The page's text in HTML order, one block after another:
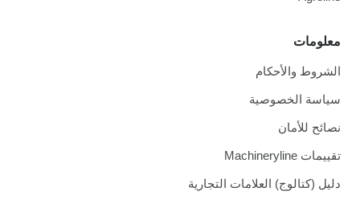
معلومات
الشروط والأحكام
سياسة الخصوصية
نصائح للأمان
تقييمات Machineryline
دليل (كتالوج) العلامات التجارية